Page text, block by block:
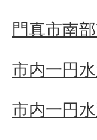
門真市南
市内一円
市内一円